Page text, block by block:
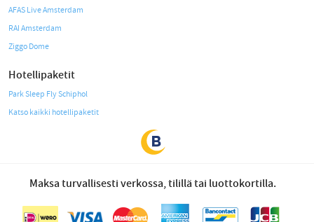
AFAS Live Amsterdam
RAI Amsterdam
Ziggo Dome
Hotellipaketit
Park Sleep Fly Schiphol
Katso kaikki hotellipaketit
Maksa turvallisesti verkossa, tilillä tai luottokortilla.